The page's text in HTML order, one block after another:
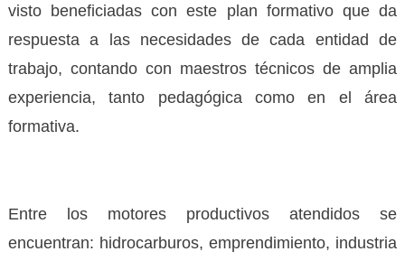
visto beneficiadas con este plan formativo que da
respuesta a las necesidades de cada entidad de
trabajo, contando con maestros técnicos de amplia
experiencia, tanto pedagógica como en el área
formativa.
Entre los motores productivos atendidos se
encuentran: hidrocarburos, emprendimiento, industria